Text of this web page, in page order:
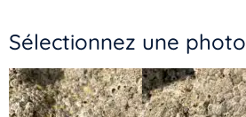
Sélectionnez une photo